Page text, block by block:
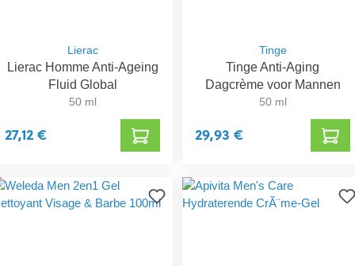
Lierac
Lierac Homme Anti-Ageing
Fluid Global
50 ml
27,12 €
Tinge
Tinge Anti-Aging
Dagcrème voor Mannen
50 ml
29,93 €